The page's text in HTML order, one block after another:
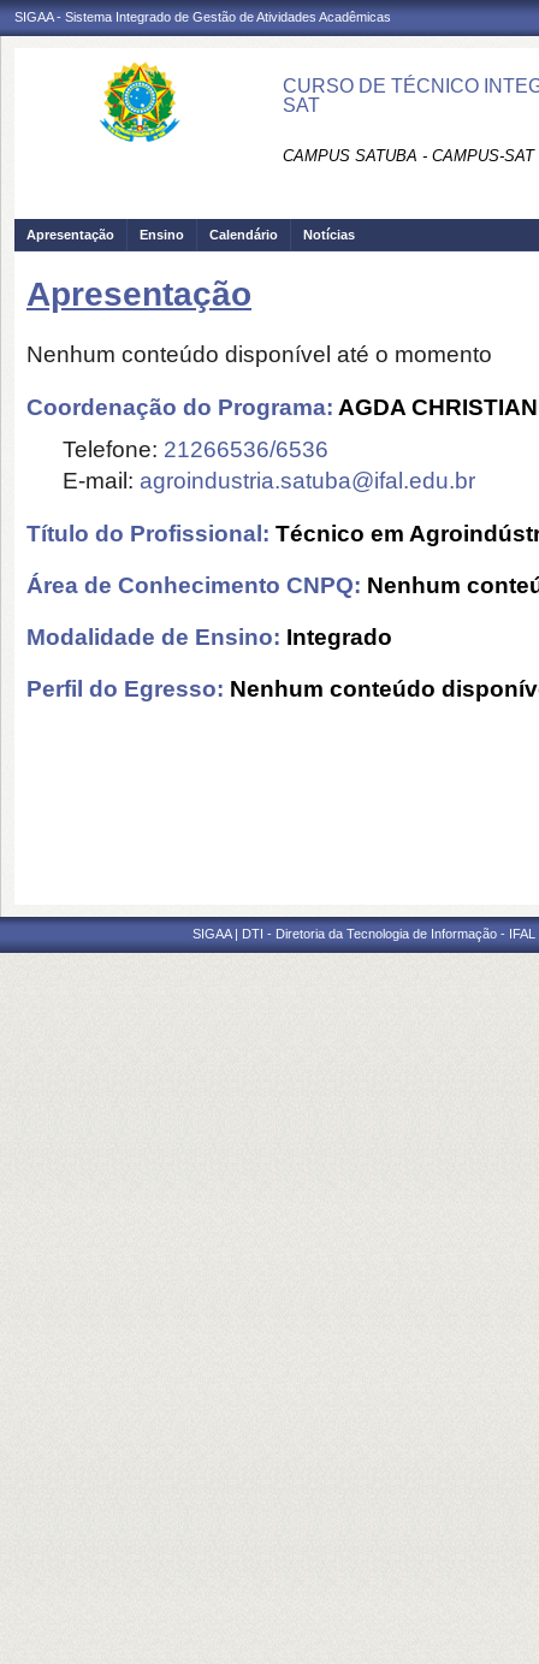
SIGAA - Sistema Integrado de Gestão de Atividades Acadêmicas
CURSO DE TÉCNICO
SAT
CAMPUS SATUBA - CAMPUS-SAT
Apresentação Ensino Calendário Notícias
Apresentação
Nenhum conteúdo disponível até o momento
Coordenação do Programa: AGDA
Telefone: 21266536/6536
E-mail: agroindustria.satuba@ifal.edu.br
Título do Profissional: Técnico em
Área de Conhecimento CNPQ: Nenhum
Modalidade de Ensino: Integrado
Perfil do Egresso: Nenhum conteúdo
SIGAA | DTI - Diretoria da Tecnologia de Informação -